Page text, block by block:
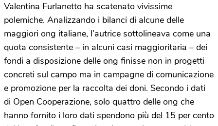
Valentina Furlanetto ha scatenato vivissime
polemiche. Analizzando i bilanci di alcune delle
maggiori ong italiane, l’autrice sottolineava come una
quota consistente – in alcuni casi maggioritaria – dei
fondi a disposizione delle ong finisse non in progetti
concreti sul campo ma in campagne di comunicazione
e promozione per la raccolta dei doni. Secondo i dati
di Open Cooperazione, solo quattro delle ong che
hanno fornito i loro dati spendono più del 15 per cento